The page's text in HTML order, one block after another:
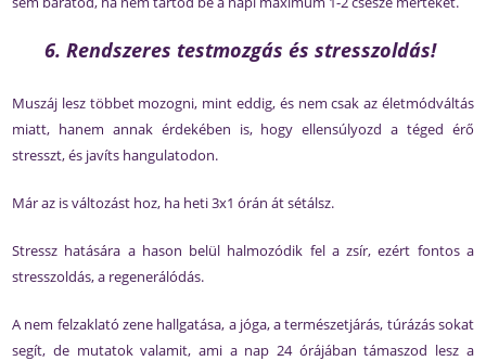
6. Rendszeres testmozgás és stresszoldás!
Muszáj lesz többet mozogni, mint eddig, és nem csak az életmódváltás
miatt, hanem annak érdekében is, hogy ellensúlyozd a téged érő
stresszt, és javíts hangulatodon.
Már az is változást hoz, ha heti 3x1 órán át sétálsz.
Stressz hatására a hason belül halmozódik fel a zsír, ezért fontos a
stresszoldás, a regenerálódás.
A nem felzaklató zene hallgatása, a jóga, a természetjárás, túrázás sokat
segít, de mutatok valamit, ami a nap 24 órájában támaszod lesz a